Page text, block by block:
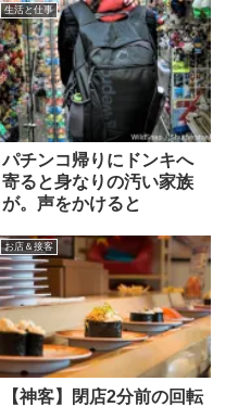
生活と仕事
パチンコ帰りにドンキへ
寄ると身なりの汚い家族
が。声をかけると
お店＆接客
【神客】閉店2分前の回転